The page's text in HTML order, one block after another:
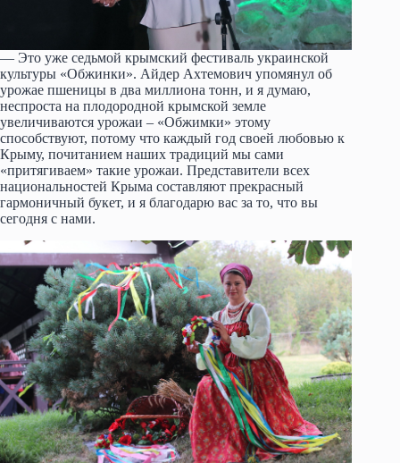
— Это уже седьмой крымский фестиваль украинской
культуры «Обжинки». Айдер Ахтемович упомянул об
урожае пшеницы в два миллиона тонн, и я думаю,
неспроста на плодородной крымской земле
увеличиваются урожаи – «Обжимки» этому
способствуют, потому что каждый год своей любовью к
Крыму, почитанием наших традиций мы сами
«притягиваем» такие урожаи. Представители всех
национальностей Крыма составляют прекрасный
гармоничный букет, и я благодарю вас за то, что вы
сегодня с нами.